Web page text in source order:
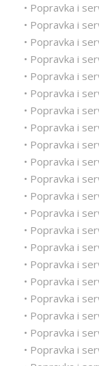
• Popravka i
• Popravka i
• Popravka i
• Popravka i
• Popravka i
• Popravka i
• Popravka i
• Popravka i
• Popravka i
• Popravka i
• Popravka i
• Popravka i
• Popravka i
• Popravka i
• Popravka i
• Popravka i
• Popravka i
• Popravka i
• Popravka i
• Popravka i
• Popravka i